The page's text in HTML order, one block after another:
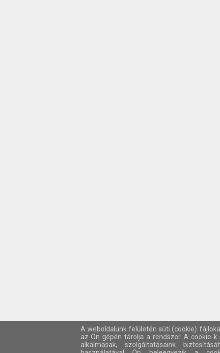
A weboldalunk felületén süti (cookie)
az Ön gépén tárolja a rendszer. A cookie-
alkalmasak, szolgáltatásaink